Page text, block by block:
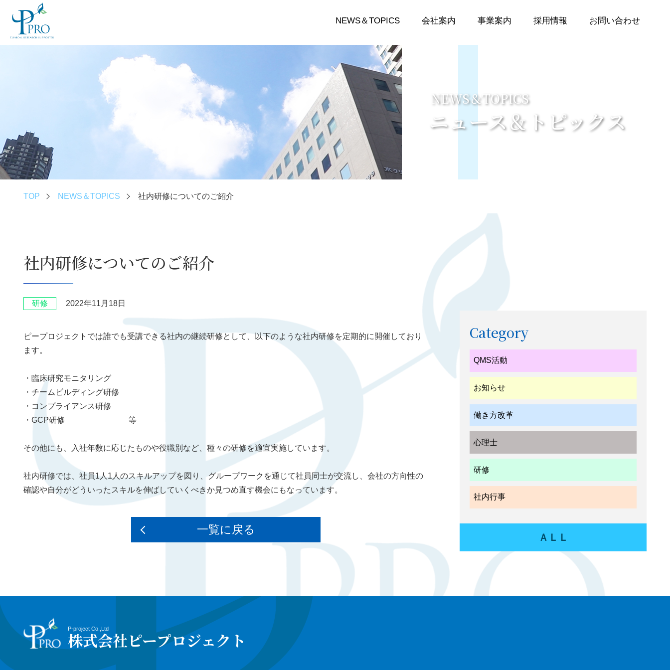
NEWS＆TOPICS 会社案内 事業案内 採用情報 お問い合わせ
NEWS＆TOPICS
ニュース＆トピックス
TOP NEWS＆TOPICS 社内研修についてのご紹介
社内研修についてのご紹介
研修 2022年11月18日
ピープロジェクトでは誰でも受講できる社内の継続研修として、以下のような社内研修を定期的に開催しており
ます。
・臨床研究モニタリング
・チームビルディング研修
・コンプライアンス研修
・GCP研修 等
その他にも、入社年数に応じたものや役職別など、種々の研修を適宜実施しています。
社内研修では、社員1人1人のスキルアップを図り、グループワークを通じて社員同士が交流し、会社の方向性の
確認や自分がどういったスキルを伸ばしていくべきか見つめ直す機会にもなっています。
一覧に戻る
Category
QMS活動
お知らせ
働き方改革
心理士
研修
社内行事
ＡＬＬ
P-project Co.,Ltd
株式会社ピープロジェクト